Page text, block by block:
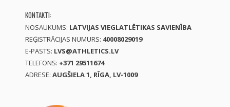
KONTAKTI:
NOSAUKUMS: LATVIJAS VIEGLATLĒTIKAS SAVIENĪBA
REĢISTRĀCIJAS NUMURS: 40008029019
E-PASTS: LVS@ATHLETICS.LV
TELEFONS: +371 29511674
ADRESE: AUGŠIELA 1, RĪGA, LV-1009